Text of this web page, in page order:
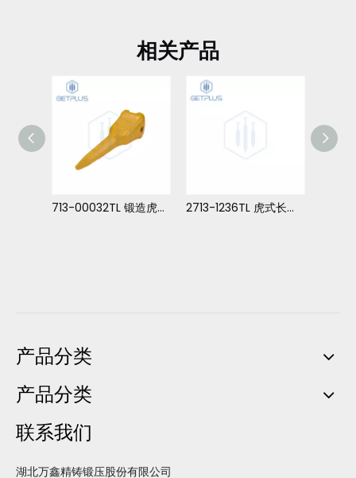
相关产品
713-00032TL 锻造虎牙齿 对于 DH360 2713-1236TL 虎式长牙 DH420
产品分类
产品分类
联系我们
湖北万鑫精铸锻压股份有限公司